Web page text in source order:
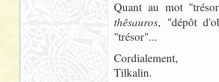
Quant au mot
thêsauros, "dépôt
"trésor"...
Cordialement,
Tilkalin.